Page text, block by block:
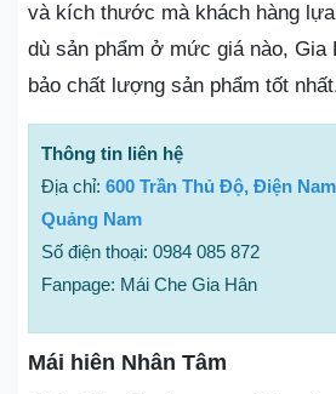
và kích thước mà khách hàng
dù sản phẩm ở mức giá nào, Gia
bảo chất lượng sản phẩm tốt
Thông tin liên hệ
Địa chỉ: 600 Trần Thủ Độ, Điện
Quảng Nam
Số điện thoại: 0984 085 872
Fanpage: Mái Che Gia Hân
Mái hiên Nhân Tâm